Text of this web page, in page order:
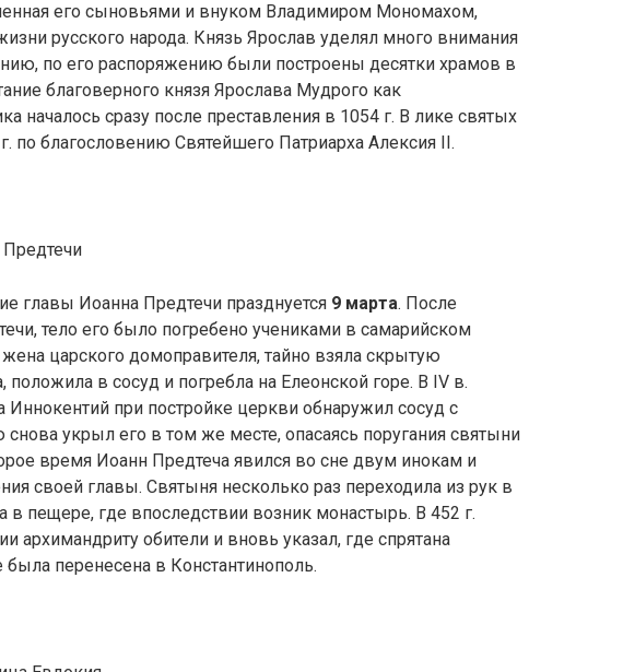
его сыновьями и внуком Владимиром Мономахом,
русского народа. Князь Ярослав уделял много внимания
по его распоряжению были построены десятки храмов в
благоверного князя Ярослава Мудрого как
началось сразу после преставления в 1054 г. В лике святых
по благословению Святейшего Патриарха Алексия II.
Предтечи
главы Иоанна Предтечи празднуется 9 марта. После
тело его было погребено учениками в самарийском
царского домоправителя, тайно взяла скрытую
положила в сосуд и погребла на Елеонской горе. В IV в.
при постройке церкви обнаружил сосуд с
укрыл его в том же месте, опасаясь поругания святыни
время Иоанн Предтеча явился во сне двум инокам и
своей главы. Святыня несколько раз переходила из рук в
в пещере, где впоследствии возник монастырь. В 452 г.
архимандриту обители и вновь указал, где спрятана
была перенесена в Константинополь.